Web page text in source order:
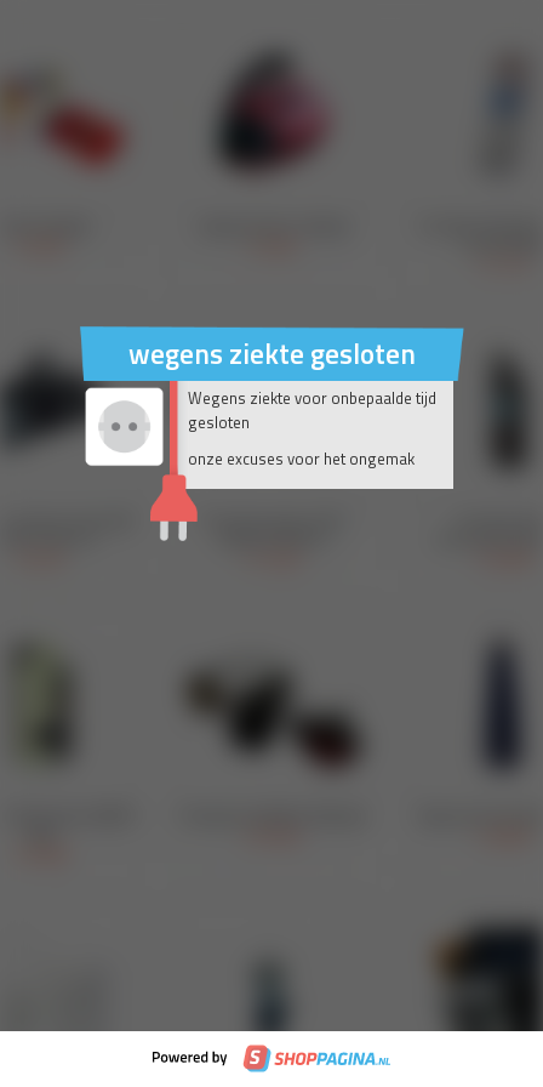
wegens ziekte gesloten
Wegens ziekte voor onbepaalde tijd
gesloten
onze excuses voor het ongemak